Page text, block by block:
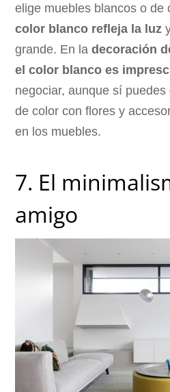
elige muebles blancos o de
color blanco refleja la luz
grande. En ladecoración
el color blanco es
negociar, aunque sí
de color con flores y
en los muebles.
7. El
amigo